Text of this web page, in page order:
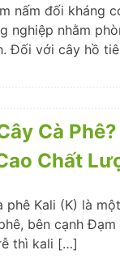
nấm đối kháng
nghiệp nhằm
Đối với cây hồ
Cà
Chất
Kali (K) là
bên cạnh
thì kali […]